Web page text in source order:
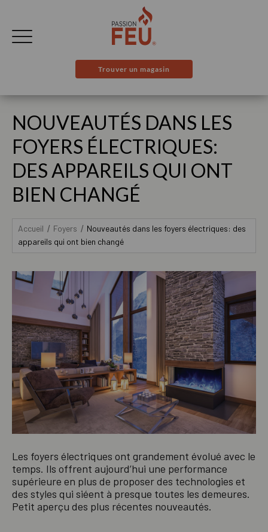
Trouver un magasin
NOUVEAUTÉS DANS LES
FOYERS ÉLECTRIQUES:
DES APPAREILS QUI ONT
BIEN CHANGÉ
Accueil Foyers
Nouveautés dans les foyers électriques: des
appareils qui ont bien changé
Les foyers électriques ont grandement évolué avec le
temps. Ils offrent aujourd’hui une performance
supérieure en plus de proposer des technologies et
des styles qui siéent à presque toutes les demeures.
Petit aperçu des plus récentes nouveautés.